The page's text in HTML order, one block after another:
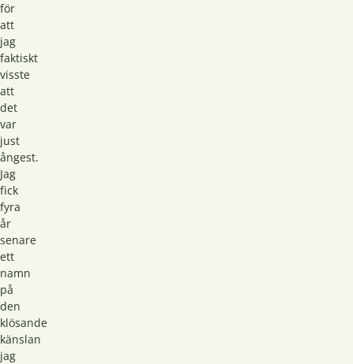
för
att
jag
faktiskt
visste
att
det
var
just
ångest.
Jag
fick
fyra
år
senare
ett
namn
på
den
klösande
känslan
jag